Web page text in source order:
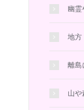
幽霊
地方
離島
山や